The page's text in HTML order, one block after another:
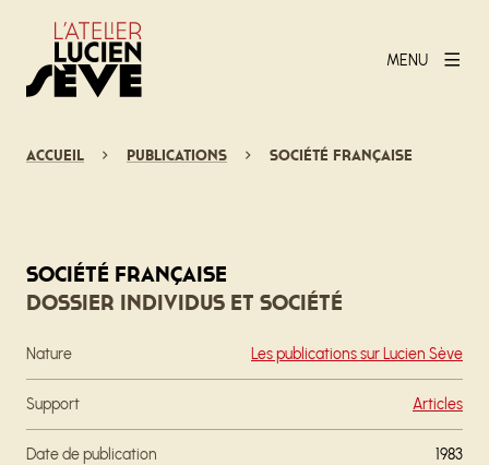
MENU
Accueil Publications Société française
Société française
Dossier Individus et société
Nature Les publications sur Lucien Sève
Support Articles
Date de publication 1983